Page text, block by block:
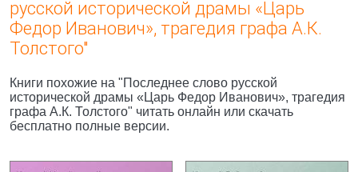
русской исторической драмы «Царь
Федор Иванович», трагедия графа А.К.
Толстого"
Книги похожие на "Последнее слово русской
исторической драмы «Царь Федор Иванович», трагедия
графа А.К. Толстого" читать онлайн или скачать
бесплатно полные версии.